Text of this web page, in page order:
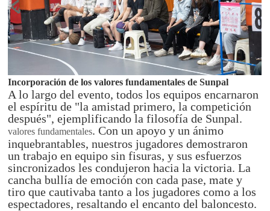
Incorporación de los valores fundamentales de Sunpal
A lo largo del evento, todos los equipos encarnaron
el espíritu de "la amistad primero, la competición
después", ejemplificando la filosofía de Sunpal.
valores fundamentales. Con un apoyo y un ánimo
inquebrantables, nuestros jugadores demostraron
un trabajo en equipo sin fisuras, y sus esfuerzos
sincronizados les condujeron hacia la victoria. La
cancha bullía de emoción con cada pase, mate y
tiro que cautivaba tanto a los jugadores como a los
espectadores, resaltando el encanto del baloncesto.